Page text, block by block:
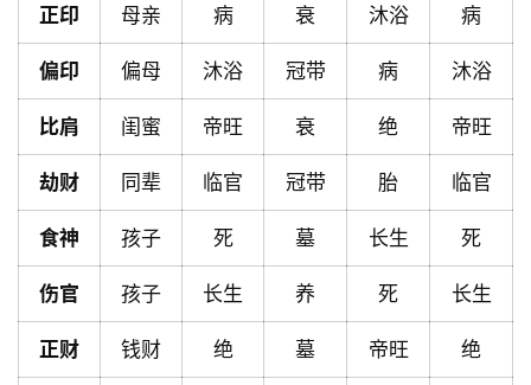
页
黄
历
占
卜
命
正印 母亲 病 衰 沐浴 病
偏印 偏母 沐浴 冠带 病 沐浴
比肩 闺蜜 帝旺 衰 绝 帝旺
劫财 同辈 临官 冠带 胎 临官
食神 孩子 死 墓 长生 死
伤官 孩子 长生 养 死 长生
正财 钱财 绝 墓 帝旺 绝